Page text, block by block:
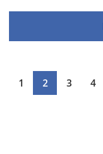
1 2 3 4